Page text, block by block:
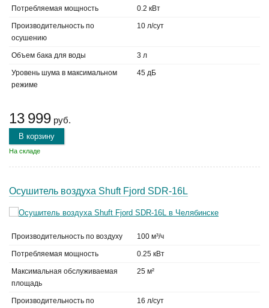
Потребляемая мощность 0.2 кВт
Производительность по
осушению
10 л/сут
Объем бака для воды 3 л
Уровень шума в максимальном
режиме
45 дБ
13 999 руб.
В корзину
На складе
Осушитель воздуха Shuft Fjord SDR-16L
Производительность по воздуху 100 м³/ч
Потребляемая мощность 0.25 кВт
Максимальная обслуживаемая
площадь
25 м²
Производительность по
16 л/сут